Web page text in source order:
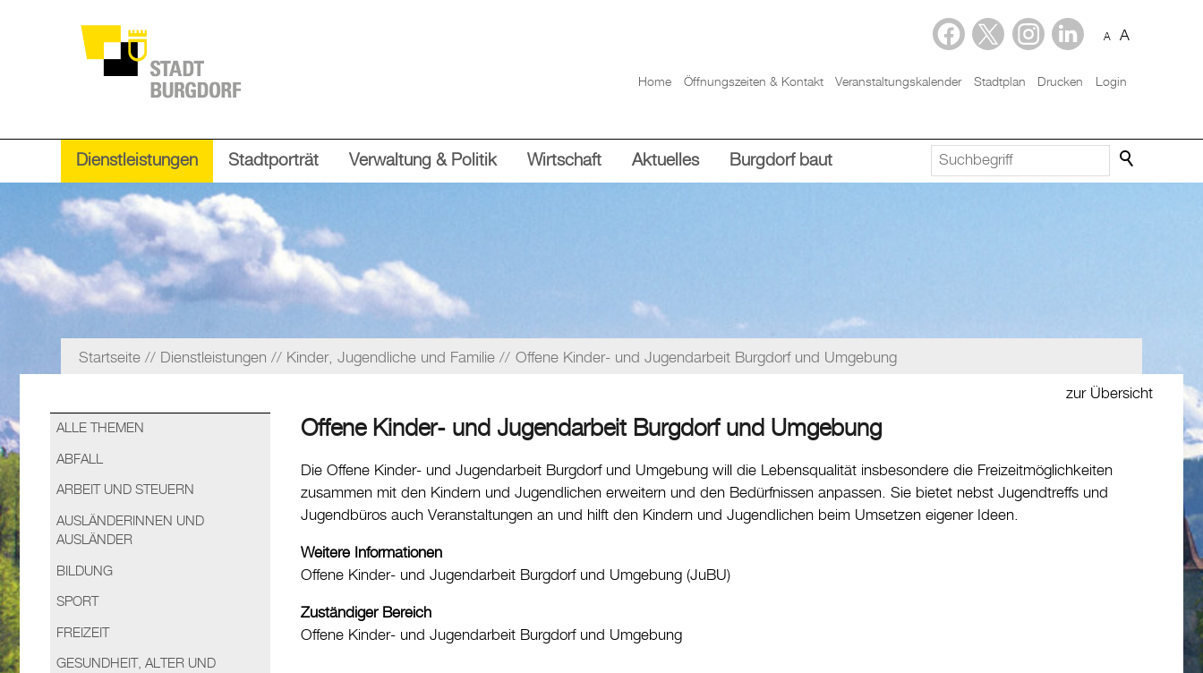
A A
Home Öffnungszeiten & Kontakt Veranstaltungskalender Stadtplan Drucken Login
Dienstleistungen Stadtporträt Verwaltung & Politik Wirtschaft Aktuelles Burgdorf baut
Startseite Dienstleistungen Kinder, Jugendliche und Familie Offene Kinder- und Jugendarbeit Burgdorf und Umgebung
ALLE THEMEN
ABFALL
ARBEIT UND STEUERN
AUSLÄNDERINNEN UND
AUSLÄNDER
BILDUNG
SPORT
FREIZEIT
GESUNDHEIT, ALTER UND
zur Übersicht
Offene Kinder- und Jugendarbeit Burgdorf und Umgebung
Die Offene Kinder- und Jugendarbeit Burgdorf und Umgebung will die Lebensqualität insbesondere die Freizeitmöglichkeiten
zusammen mit den Kindern und Jugendlichen erweitern und den Bedürfnissen anpassen. Sie bietet nebst Jugendtreffs und
Jugendbüros auch Veranstaltungen an und hilft den Kindern und Jugendlichen beim Umsetzen eigener Ideen.
Weitere Informationen
Offene Kinder- und Jugendarbeit Burgdorf und Umgebung (JuBU)
Zuständiger Bereich
Offene Kinder- und Jugendarbeit Burgdorf und Umgebung